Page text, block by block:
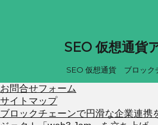
SEO 仮想通貨
SEO 仮想通貨 ブロック
お問合せフォーム
サイトマップ
ブロックチェーンで円滑な企業連